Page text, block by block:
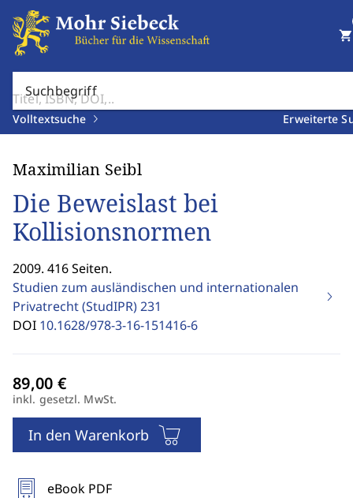
Suchbegriff
Volltextsuche Erweiterte
shopping_cart
Maximilian Seibl
Die Beweislast bei
Kollisionsnormen
2009. 416 Seiten.
Studien zum ausländischen und internationalen
Privatrecht (StudIPR)231
DOI 10.1628/978-3-16-151416-6
inkl. gesetzl. MwSt.
In den Warenkorb
eBook PDF